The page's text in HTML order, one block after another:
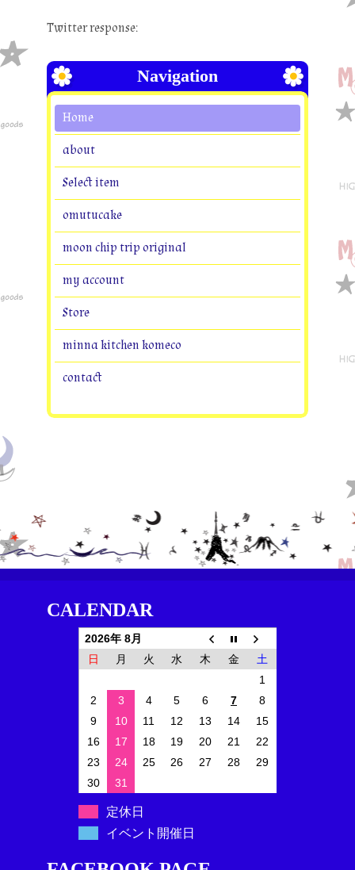
Twitter response:
Navigation
Home
about
Select item
omutucake
moon chip trip original
my account
Store
minna kitchen komeco
contact
CALENDAR
2026年 8月
日
月 火 水 木 金
土
1
2
3 4 5 6 7
8
9
10 11 12 13 14
15
16
17 18 19 20 21
22
23
24 25 26 27 28
29
30
31
定休日
イベント開催日